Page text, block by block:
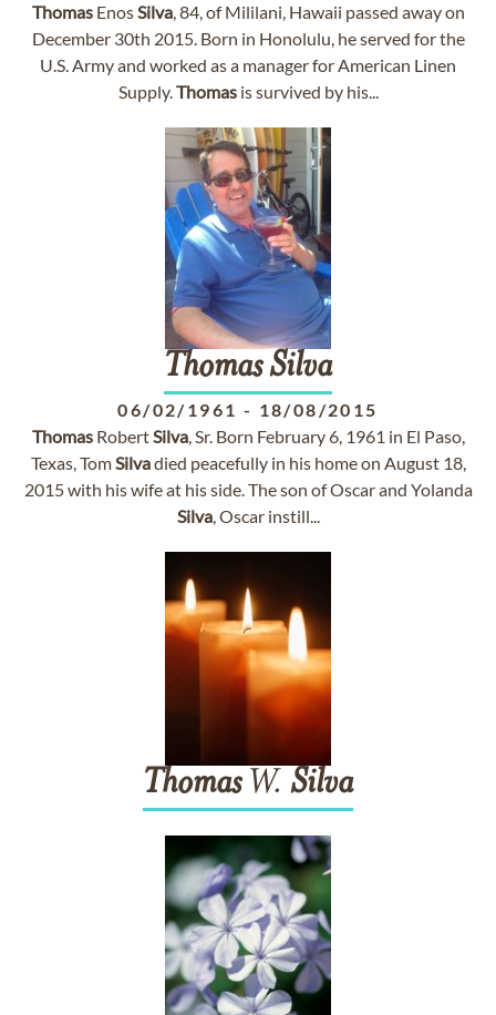
ThomasEnosSilva, 84, of Mililani, Hawaii passed away on
December 30th 2015. Born in Honolulu, he served for the
U.S. Army and worked as a manager for American Linen
Supply.Thomasis survived by his...
ThomasSilva
06/02/1961 - 18/08/2015
ThomasRobertSilva, Sr. Born February 6, 1961 in El Paso,
Texas, TomSilvadied peacefully in his home on August 18,
2015 with his wife at his side. The son of Oscar and Yolanda
Silva, Oscar instill...
ThomasW. Silva